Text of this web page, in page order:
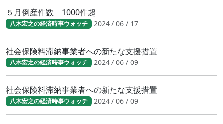
５月倒産件数 1000件超
八木宏之の経済時事ウォッチ 2024 / 06 / 17
社会保険料滞納事業者への新たな支援措置
八木宏之の経済時事ウォッチ 2024 / 06 / 09
社会保険料滞納事業者への新たな支援措置
八木宏之の経済時事ウォッチ 2024 / 06 / 09